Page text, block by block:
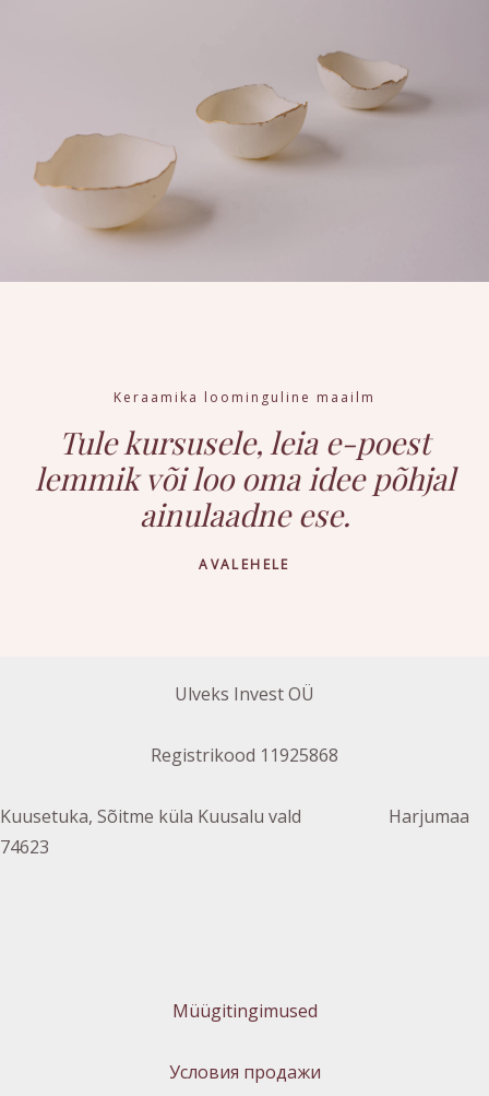
Keraamika loominguline maailm
Tule kursusele, leia e-poest
lemmik või loo oma idee põhjal
ainulaadne ese.
AVALEHELE
Ulveks Invest OÜ
Registrikood 11925868
Kuusetuka, Sõitme küla Kuusalu vald Harjumaa
74623
Müügitingimused
Условия продажи